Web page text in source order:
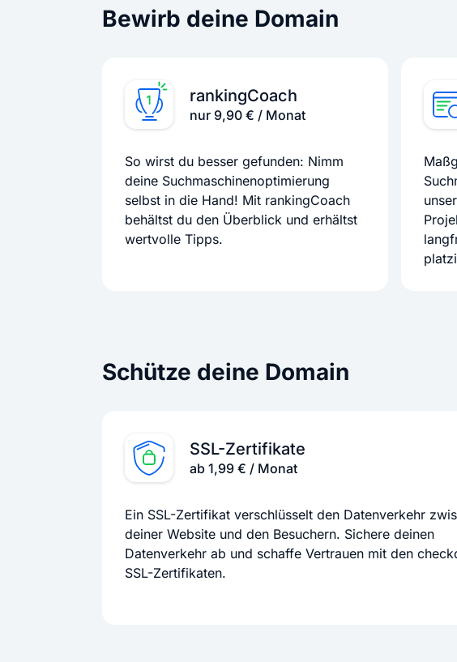
Bewirb deine Domain
rankingCoach
nur 9,90 € / Monat
So wirst du besser gefunden: Nimm
deine Suchmaschinenoptimierung
selbst in die Hand! Mit rankingCoach
behältst du den Überblick und erhältst
wertvolle Tipps.
Schütze deine Domain
SSL-Zertifikate
ab 1,99 € / Monat
Ein SSL-Zertifikat verschlüsselt den Datenverkehr
deiner Website und den Besuchern. Sichere deinen
Datenverkehr ab und schaffe Vertrauen mit den
SSL-Zertifikaten.